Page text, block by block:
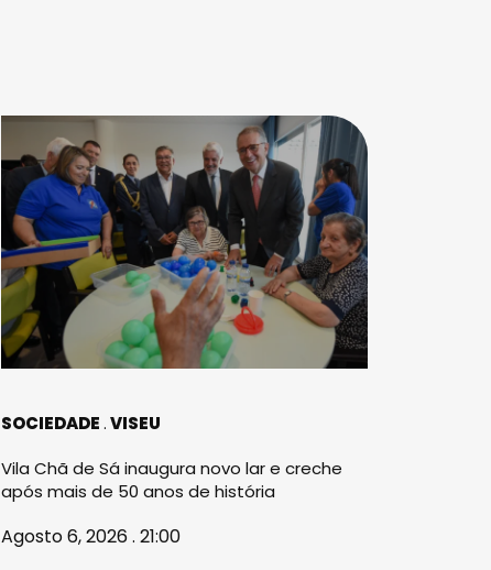
SOCIEDADE VISEU
Vila Chã de Sá inaugura novo lar e creche
após mais de 50 anos de história
Agosto 6, 2026 . 21:00